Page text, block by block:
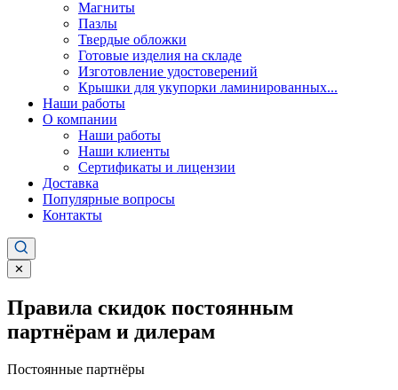
Магниты
Пазлы
Твердые обложки
Готовые изделия на складе
Изготовление удостоверений
Крышки для укупорки ламинированных...
Наши работы
О компании
Наши работы
Наши клиенты
Сертификаты и лицензии
Доставка
Популярные вопросы
Контакты
✕
Правила скидок постоянным
партнёрам и дилерам
Постоянные партнёры